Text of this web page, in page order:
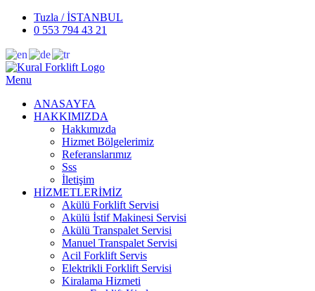
Tuzla / İSTANBUL
0 553 794 43 21
Menu
ANASAYFA
HAKKIMIZDA
Hakkımızda
Hizmet Bölgelerimiz
Referanslarımız
Sss
İletişim
HİZMETLERİMİZ
Akülü Forklift Servisi
Akülü İstif Makinesi Servisi
Akülü Transpalet Servisi
Manuel Transpalet Servisi
Acil Forklift Servis
Elektrikli Forklift Servisi
Kiralama Hizmeti